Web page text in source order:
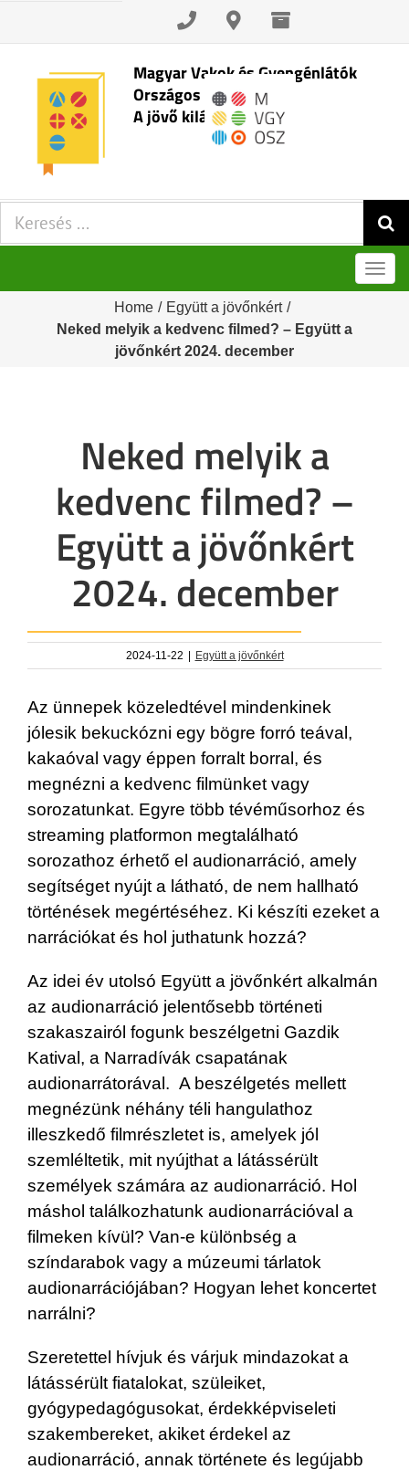
Skip
content
Magyar Vakok és Gyengénlátók
Országos Szövetsége
A jövő kilátásai
Keresés:
Home / Együtt a jövőnkért /
Neked melyik a kedvenc filmed? – Együtt a
jövőnkért 2024. december
Neked melyik a
kedvenc filmed? –
Együtt a jövőnkért
2024. december
2024-11-22 | Együtt a jövőnkért
Az ünnepek közeledtével mindenkinek
jólesik bekuckózni egy bögre forró teával,
kakaóval vagy éppen forralt borral, és
megnézni a kedvenc filmünket vagy
sorozatunkat. Egyre több tévéműsorhoz és
streaming platformon megtalálható
sorozathoz érhető el audionarráció, amely
segítséget nyújt a látható, de nem hallható
történések megértéséhez. Ki készíti ezeket a
narrációkat és hol juthatunk hozzá?
Az idei év utolsó Együtt a jövőnkért alkalmán
az audionarráció jelentősebb történeti
szakaszairól fogunk beszélgetni Gazdik
Katival, a Narradívák csapatának
audionarrátorával. A beszélgetés mellett
megnézünk néhány téli hangulathoz
illeszkedő filmrészletet is, amelyek jól
szemléltetik, mit nyújthat a látássérült
személyek számára az audionarráció. Hol
máshol találkozhatunk audionarrációval a
filmeken kívül? Van-e különbség a
színdarabok vagy a múzeumi tárlatok
audionarrációjában? Hogyan lehet koncertet
narrálni?
Szeretettel hívjuk és várjuk mindazokat a
látássérült fiatalokat, szüleiket,
gyógypedagógusokat, érdekképviseleti
szakembereket, akiket érdekel az
audionarráció, annak története és legújabb